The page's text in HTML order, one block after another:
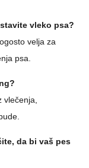
vleko psa?
velja za
psa.
da bi vaš pes